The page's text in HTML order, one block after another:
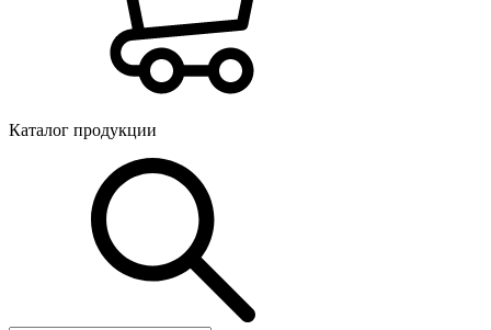
Каталог продукции